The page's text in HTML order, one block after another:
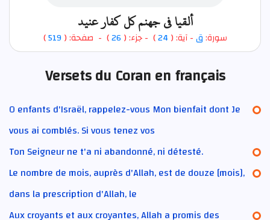
ألقيا في جهنم كل كفار عنيد
سورة:ق- آية: ( 24
) - جزء: (26) - صفحة: (519
)
Versets du Coran en français
O enfants d'Israël, rappelez-vous Mon bienfait dont Je
vous ai comblés. Si vous tenez vos
Ton Seigneur ne t'a ni abandonné, ni détesté.
Le nombre de mois, auprès d'Allah, est de douze [mois],
dans la prescription d'Allah, le
Aux croyants et aux croyantes, Allah a promis des